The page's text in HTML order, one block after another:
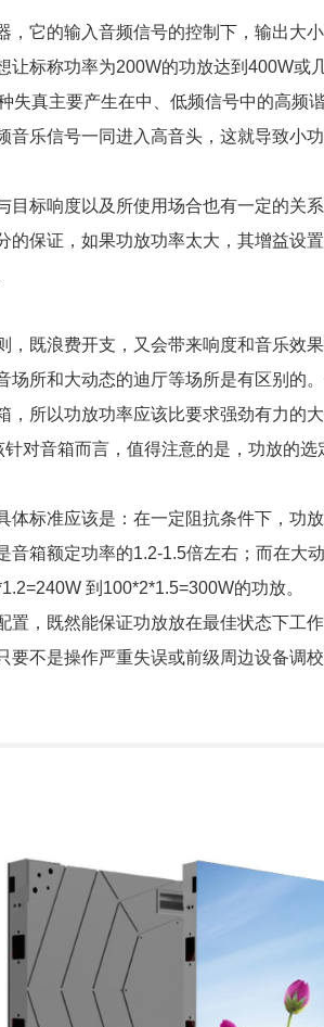
，它的输入音频信号的控制下，输出大
让标称功率为200W的功放达到400W或
失真主要产生在中、低频信号中的高频
音乐信号一同进入高音头，这就导致小
目标响度以及所使用场合也有一定的关
的保证，如果功放功率太大，其增益设
，既浪费开支，又会带来响度和音乐效
场所和大动态的迪厅等场所是有区别的
，所以功放功率应该比要求强劲有力的
针对音箱而言，值得注意的是，功放的
体标准应该是：在一定阻抗条件下，功
音箱额定功率的1.2-1.5倍左右；而在大
到100*2*1.5=300W的功放。
置，既然能保证功放放在最佳状态下工
要不是操作严重失误或前级周边设备调